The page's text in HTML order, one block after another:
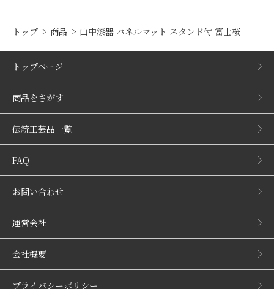
トップ 商品 山中漆器 パネルマット スタンド付 富士桜
トップページ
商品をさがす
伝統工芸品一覧
FAQ
お問い合わせ
運営会社
会社概要
プライバシーポリシー